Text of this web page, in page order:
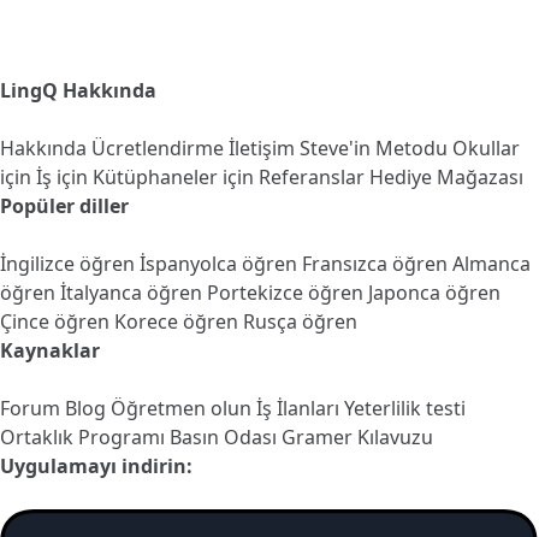
LingQ Hakkında
Hakkında Ücretlendirmeİletişim Steve'in Metodu Okullar
için İş için Kütüphaneler için Referanslar Hediye Mağazası
Popüler diller
İngilizce öğren İspanyolca öğren Fransızca öğren Almanca
öğren İtalyanca öğren Portekizce öğren Japonca öğren
Çince öğren Korece öğren Rusça öğren
Kaynaklar
Forum Blog Öğretmen olun İş İlanları Yeterlilik testi
Ortaklık Programı Basın Odası Gramer Kılavuzu
Uygulamayı indirin: